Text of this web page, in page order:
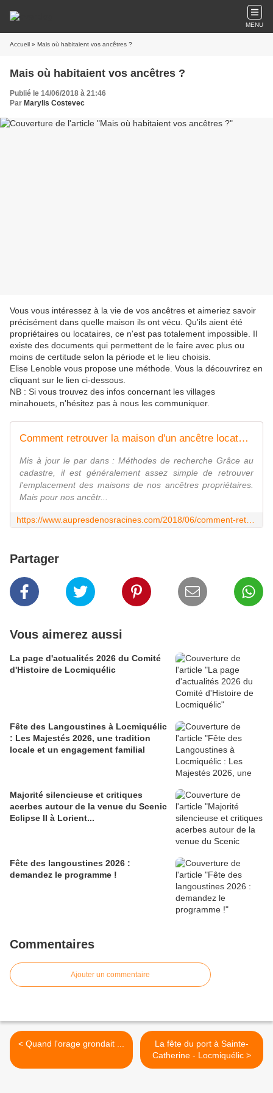
MENU
Accueil » Mais où habitaient vos ancêtres ?
Mais où habitaient vos ancêtres ?
Publié le 14/06/2018 à 21:46
Par Marylis Costevec
Vous vous intéressez à la vie de vos ancêtres et aimeriez savoir
précisément dans quelle maison ils ont vécu. Qu'ils aient été
propriétaires ou locataires, ce n'est pas totalement impossible. Il
existe des documents qui permettent de le faire avec plus ou
moins de certitude selon la période et le lieu choisis.
Elise Lenoble vous propose une méthode. Vous la découvrirez en
cliquant sur le lien ci-dessous.
NB : Si vous trouvez des infos concernant les villages
minahouets, n'hésitez pas à nous les communiquer.
Comment retrouver la maison d'un ancêtre locataire
Mis à jour le par dans : Méthodes de recherche Grâce au
cadastre, il est généralement assez simple de retrouver
l'emplacement des maisons de nos ancêtres propriétaires.
Mais pour nos ancêtr...
Partager
Vous aimerez aussi
La page d'actualités 2026 du Comité
d'Histoire de Locmiquélic
Fête des Langoustines à Locmiquélic
: Les Majestés 2026, une tradition
locale et un engagement familial
Majorité silencieuse et critiques
acerbes autour de la venue du Scenic
Eclipse II à Lorient...
Fête des langoustines 2026 :
demandez le programme !
Commentaires
Ajouter un commentaire
< Quand l'orage grondait ...
La fête du port à Sainte-
Catherine - Locmiquélic >